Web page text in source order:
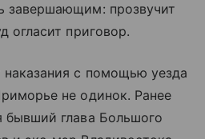
завершающим: прозвучит
огласит приговор.
с помощью уезда
не одинок. Ранее
бывший глава Большого